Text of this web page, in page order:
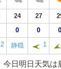
24 27
0 0 0
2 静穏 1
今日明日天気は